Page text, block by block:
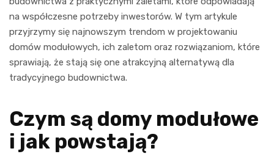
na współczesne potrzeby inwestorów. W tym artykule
przyjrzymy się najnowszym trendom w projektowaniu
domów modułowych, ich zaletom oraz rozwiązaniom, które
sprawiają, że stają się one atrakcyjną alternatywą dla
tradycyjnego budownictwa.
Czym są domy modułowe
i jak powstają?